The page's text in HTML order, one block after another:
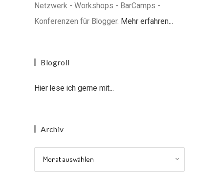
Netzwerk - Workshops - BarCamps -
Konferenzen für Blogger. Mehr erfahren...
Blogroll
Hier lese ich gerne mit...
Archiv